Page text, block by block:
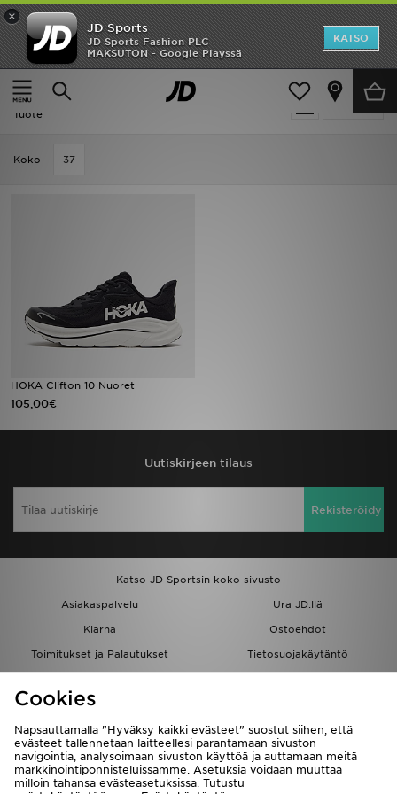
×
JD Sports
JD Sports Fashion PLC
MAKSUTON - Google Playssä
KATSO
Etusivu
Lapset
Suodata
Lapset - Outdoor - HOKA Clifton 10
Tuote
Koko 37
HOKA Clifton 10 Nuoret
105,00€
Uutiskirjeen tilaus
Rekisteröidy
Katso JD Sportsin koko sivusto
Asiakaspalvelu
Ura JD:llä
Klarna
Ostoehdot
Toimitukset ja Palautukset
Tietosuojakäytäntö
Löydä myymälä
Kumppanuusohjelma
JD Blog
Etusivu
Ale
Uutuudet
Tuotemerkit
Minun JD
Minun viestini
Asiakaspalvelu ja tietoa
Cookies
Napsauttamalla "Hyväksy kaikki evästeet" suostut siihen, että
evästeet tallennetaan laitteellesi parantamaan sivuston
navigointia, analysoimaan sivuston käyttöä ja auttamaan meitä
markkinointiponnisteluissamme. Asetuksia voidaan muuttaa
milloin tahansa evästeasetuksissa. Tutustu